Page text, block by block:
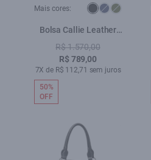
Mais cores:
Bolsa Callie Leather
Camera Preto
R$ 1.570,00
R$ 789,00
7X de R$ 112,71 sem juros
50%
OFF